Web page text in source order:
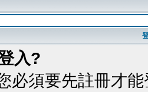
入?
必須要先註冊才